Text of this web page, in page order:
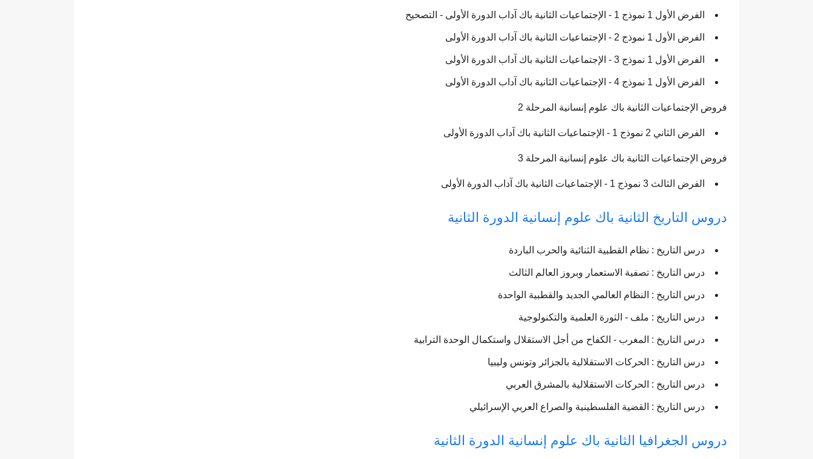
الفرض الأول 1 نموذج 1 - الإجتماعيات الثانية باك آداب الدورة الأولى - التصحيح
الفرض الأول 1 نموذج 2 - الإجتماعيات الثانية باك آداب الدورة الأولى
الفرض الأول 1 نموذج 3 - الإجتماعيات الثانية باك آداب الدورة الأولى
الفرض الأول 1 نموذج 4 - الإجتماعيات الثانية باك آداب الدورة الأولى
فروض الإجتماعيات الثانية باك علوم إنسانية المرحلة 2
الفرض الثاني 2 نموذج 1 - الإجتماعيات الثانية باك آداب الدورة الأولى
فروض الإجتماعيات الثانية باك علوم إنسانية المرحلة 3
الفرض الثالث 3 نموذج 1 - الإجتماعيات الثانية باك آداب الدورة الأولى
دروس التاريخ الثانية باك علوم إنسانية الدورة الثانية
درس التاريخ : نظام القطبية الثنائية والحرب الباردة
درس التاريخ : تصفية الاستعمار وبروز العالم الثالث
درس التاريخ : النظام العالمي الجديد والقطبية الواحدة
درس التاريخ : ملف - الثورة العلمية والتكنولوجية
درس التاريخ : المغرب - الكفاح من أجل الاستقلال واستكمال الوحدة الترابية
درس التاريخ : الحركات الاستقلالية بالجزائر وتونس وليبيا
درس التاريخ : الحركات الاستقلالية بالمشرق العربي
درس التاريخ : القضية الفلسطينية والصراع العربي الإسرائيلي
دروس الجغرافيا الثانية باك علوم إنسانية الدورة الثانية